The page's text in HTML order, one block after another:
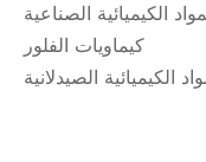
الكيميائية الصناعية
كيماويات الفلور
الكيميائية الصيدلانية